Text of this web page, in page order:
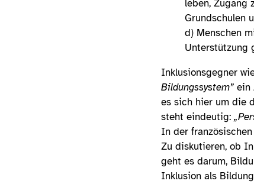
leben, Zugang
Grundschulen
d) Menschen
Unterstützung
Inklusionsgegner
Bildungssystem” ein
es sich hier um die
steht eindeutig:
In der
Zu diskutieren, ob
geht es darum,
Inklusion als